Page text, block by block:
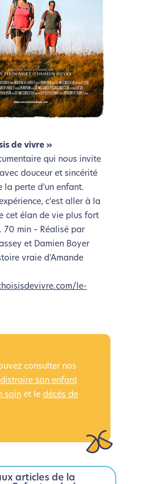
de vivre »
qui nous invite
douceur et sincérité
la perte d’un enfant.
c’est aller à la
cet élan de vie plus fort
70 min – Réalisé par
et Damien Boyer
vraie d’Amande
le-
consulter nos
distraire son enfant
soinet le décès de
articles de la